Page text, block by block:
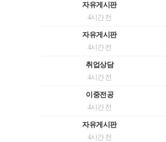
자유게시판
4시간 전
자유게시판
4시간 전
취업상담
4시간 전
이중전공
4시간 전
자유게시판
4시간 전